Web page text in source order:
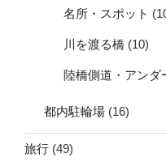
名所・スポット
川を渡る橋 (10)
陸橋側道・アンダ
都内駐輪場 (16)
旅行 (49)